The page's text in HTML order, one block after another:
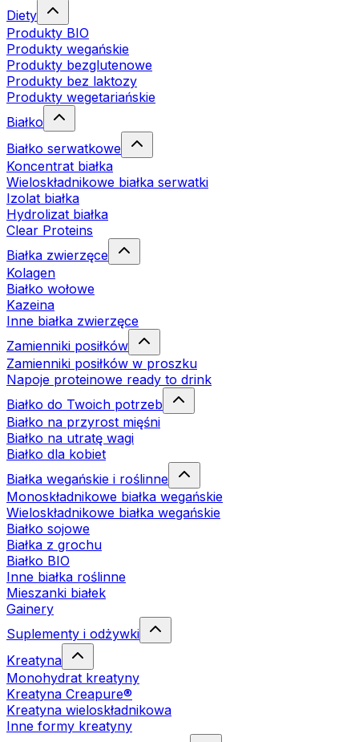
Diety
Produkty BIO
Produkty wegańskie
Produkty bezglutenowe
Produkty bez laktozy
Produkty wegetariańskie
Białko
Białko serwatkowe
Koncentrat białka
Wieloskładnikowe białka serwatki
Izolat białka
Hydrolizat białka
Clear Proteins
Białka zwierzęce
Kolagen
Białko wołowe
Kazeina
Inne białka zwierzęce
Zamienniki posiłków
Zamienniki posiłków w proszku
Napoje proteinowe ready to drink
Białko do Twoich potrzeb
Białko na przyrost mięśni
Białko na utratę wagi
Białko dla kobiet
Białka wegańskie i roślinne
Monoskładnikowe białka wegańskie
Wieloskładnikowe białka wegańskie
Białko sojowe
Białka z grochu
Białko BIO
Inne białka roślinne
Mieszanki białek
Gainery
Suplementy i odżywki
Kreatyna
Monohydrat kreatyny
Kreatyna Creapure®
Kreatyna wieloskładnikowa
Inne formy kreatyny